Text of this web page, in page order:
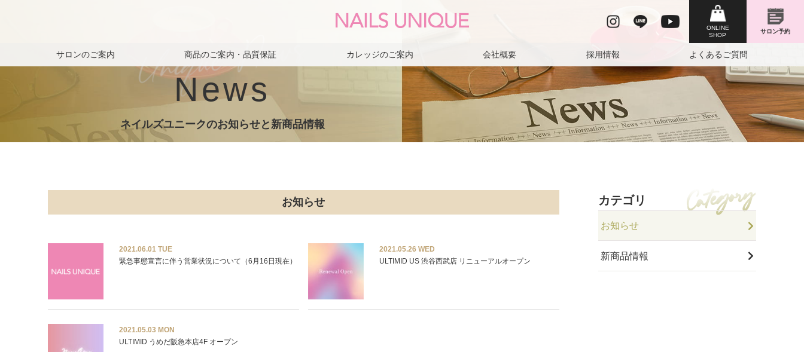
サロンのご案内 商品のご案内・品質保証 カレッジのご案内 会社概要 採用情報 よくあるご質問
News
ネイルズユニークのお知らせと新商品情報
お知らせ
2021.06.01 TUE
緊急事態宣言に伴う営業状況について（6月16日現在）
2021.05.26 WED
ULTIMID US 渋谷西武店 リニューアルオープン
2021.05.03 MON
ULTIMID うめだ阪急本店4F オープン
カテゴリ
お知らせ
新商品情報